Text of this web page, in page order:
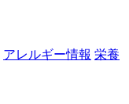
アレルギー情報 栄養